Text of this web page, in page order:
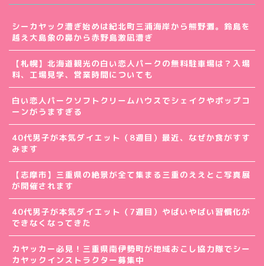
シーカヤック漕ぎ始めは紀北町三浦海岸から熊野灘。鈴島を
越え大島象の鼻から赤野島激凪漕ぎ
【札幌】北海道観光の白い恋人パークの無料駐車場は？入場
料、工場見学、営業時間についても
白い恋人パークソフトクリームハウスでシェイクやポップコ
ーンがうますぎる
40代男子が本気ダイエット（8週目）最近、なぜか食がすす
みます
【志摩市】三重県の絶景が全て集まる三重のええとこ写真展
が開催されます
40代男子が本気ダイエット（7週目）やばいやばい習慣化が
できなくなってきた
カヤッカー必見！三重県南伊勢町が地域おこし協力隊でシー
カヤックインストラクター募集中